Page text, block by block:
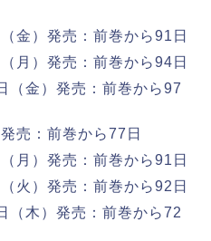
金）発売：前巻から91日
月）発売：前巻から94日
（金）発売：前巻から97
売：前巻から77日
月）発売：前巻から91日
火）発売：前巻から92日
（木）発売：前巻から72